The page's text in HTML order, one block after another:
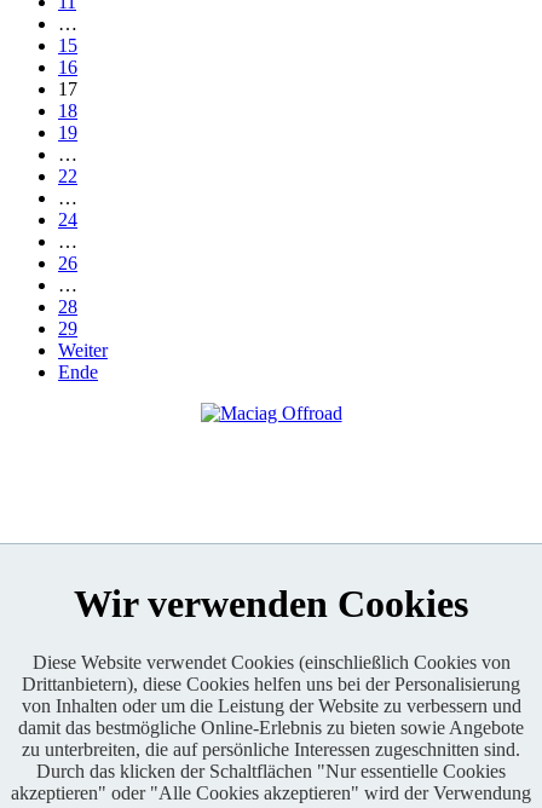
…
15
16
17
18
19
…
22
…
24
…
26
…
28
29
Weiter
Ende
Enduro One Series Partner
Wir verwenden Cookies
Diese Website verwendet Cookies (einschließlich Cookies von
Drittanbietern), diese Cookies helfen uns bei der Personalisierung
von Inhalten oder um die Leistung der Website zu verbessern und
damit das bestmögliche Online-Erlebnis zu bieten sowie Angebote
zu unterbreiten, die auf persönliche Interessen zugeschnitten sind.
Durch das klicken der Schaltflächen "Nur essentielle Cookies
akzeptieren" oder "Alle Cookies akzeptieren" wird der Verwendung